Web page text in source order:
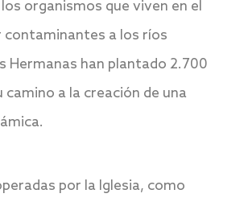
organismos que viven en el
contaminantes a los ríos
Hermanas han plantado 2.700
camino a la creación de una
por la Iglesia, como